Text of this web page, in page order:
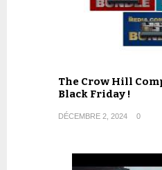
The Crow Hill
Black Friday !
DÉCEMBRE 2, 2024 0